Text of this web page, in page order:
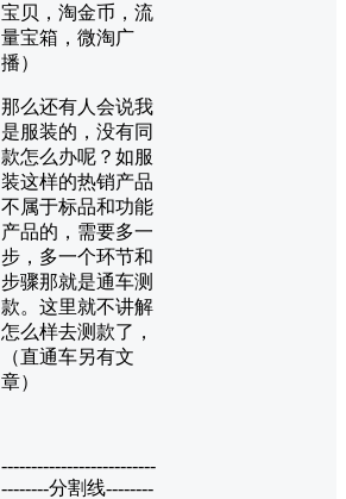
宝贝，淘金币，流
量宝箱，微淘广
播）
那么还有人会说我
是服装的，没有同
款怎么办呢？如服
装这样的热销产品
不属于标品和功能
产品的，需要多一
步，多一个环节和
步骤那就是通车测
款。这里就不讲解
怎么样去测款了，
（直通车另有文
章）
--------------------------
--------分割线--------